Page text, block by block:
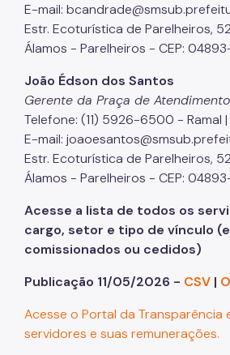
E-mail:
Estr. Ecoturística de Parelheiros,
Álamos - Parelheiros - CEP:
João Édson dos Santos
Gerente da Praça de
Telefone: (11) 5926-6500 - Ramal
E-mail:
Estr. Ecoturística de Parelheiros,
Álamos - Parelheiros - CEP:
Acesse a lista de todos os
cargo, setor e tipo de vínculo
comissionados ou cedidos)
Publicação 11/05/2026 - CSV |
Acesse o Portal da Transparência
servidores e suas remunerações.